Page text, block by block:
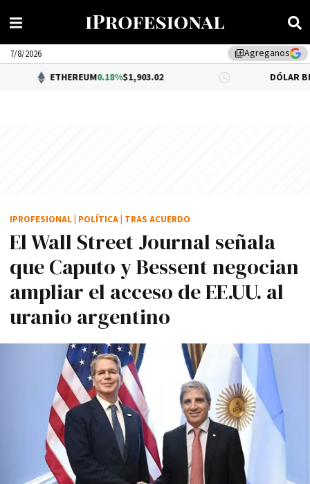
library_addAgreganos
7/8/2026
0.18%$1,903.02 DÓLAR BNA $1,520.00
El Wall Street Journal señala
que Caputo y Bessent negocian
ampliar el acceso de EE.UU. al
uranio argentino
IPROFESIONAL POLÍTICA TRAS ACUERDO